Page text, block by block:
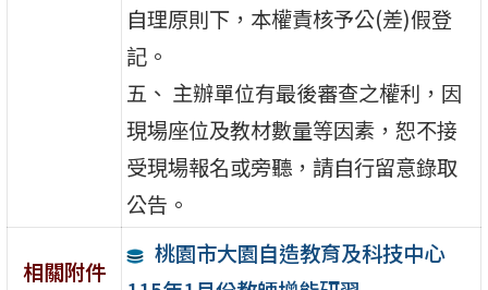
自理原則下，本權責核予公(差)假登
記。
五、 主辦單位有最後審查之權利，因
現場座位及教材數量等因素，恕不接
受現場報名或旁聽，請自行留意錄取
公告。
相關附件
桃園市大園自造教育及科技中心